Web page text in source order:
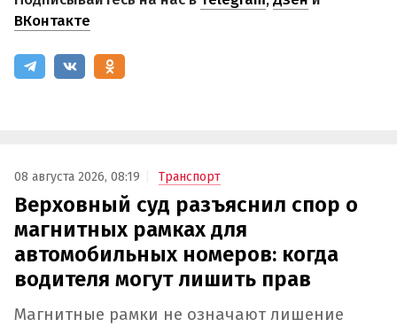
ВКонтакте
08 августа 2026, 08:19 Транспорт
Верховный суд разъяснил спор о
магнитных рамках для
автомобильных номеров: когда
водителя могут лишить прав
Магнитные рамки не означают лишение